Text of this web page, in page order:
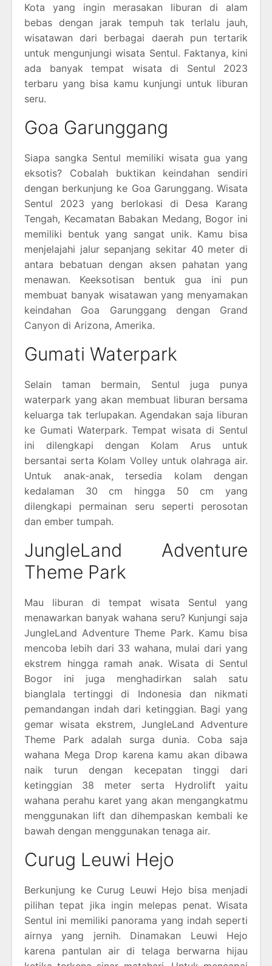
Kota yang ingin merasakan liburan di alam
bebas dengan jarak tempuh tak terlalu jauh,
wisatawan dari berbagai daerah pun tertarik
untuk mengunjungi wisata Sentul. Faktanya, kini
ada banyak tempat wisata di Sentul 2023
terbaru yang bisa kamu kunjungi untuk liburan
seru.
Goa Garunggang
Siapa sangka Sentul memiliki wisata gua yang
eksotis? Cobalah buktikan keindahan sendiri
dengan berkunjung ke Goa Garunggang. Wisata
Sentul 2023 yang berlokasi di Desa Karang
Tengah, Kecamatan Babakan Medang, Bogor ini
memiliki bentuk yang sangat unik. Kamu bisa
menjelajahi jalur sepanjang sekitar 40 meter di
antara bebatuan dengan aksen pahatan yang
menawan. Keeksotisan bentuk gua ini pun
membuat banyak wisatawan yang menyamakan
keindahan Goa Garunggang dengan Grand
Canyon di Arizona, Amerika.
Gumati Waterpark
Selain taman bermain, Sentul juga punya
waterpark yang akan membuat liburan bersama
keluarga tak terlupakan. Agendakan saja liburan
ke Gumati Waterpark. Tempat wisata di Sentul
ini dilengkapi dengan Kolam Arus untuk
bersantai serta Kolam Volley untuk olahraga air.
Untuk anak-anak, tersedia kolam dengan
kedalaman 30 cm hingga 50 cm yang
dilengkapi permainan seru seperti perosotan
dan ember tumpah.
JungleLand Adventure
Theme Park
Mau liburan di tempat wisata Sentul yang
menawarkan banyak wahana seru? Kunjungi saja
JungleLand Adventure Theme Park. Kamu bisa
mencoba lebih dari 33 wahana, mulai dari yang
ekstrem hingga ramah anak. Wisata di Sentul
Bogor ini juga menghadirkan salah satu
bianglala tertinggi di Indonesia dan nikmati
pemandangan indah dari ketinggian. Bagi yang
gemar wisata ekstrem, JungleLand Adventure
Theme Park adalah surga dunia. Coba saja
wahana Mega Drop karena kamu akan dibawa
naik turun dengan kecepatan tinggi dari
ketinggian 38 meter serta Hydrolift yaitu
wahana perahu karet yang akan mengangkatmu
menggunakan lift dan dihempaskan kembali ke
bawah dengan menggunakan tenaga air.
Curug Leuwi Hejo
Berkunjung ke Curug Leuwi Hejo bisa menjadi
pilihan tepat jika ingin melepas penat. Wisata
Sentul ini memiliki panorama yang indah seperti
airnya yang jernih. Dinamakan Leuwi Hejo
karena pantulan air di telaga berwarna hijau